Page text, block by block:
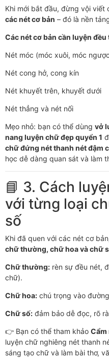
Khi mới bắt đầu, đừng vội viết
các nét cơ bản – đó là nền
Các nét cơ bản cần luyện đều
Nét móc (móc xuôi, móc
Nét cong hở, cong kín
Nét khuyết trên, khuyết dưới
Nét thẳng và nét nối
Mẹo nhỏ: bạn có thể dùng vở
nang luyện chữ đẹp quyển 1
chữ đứng nét thanh nét đậm
học dễ dàng quan sát và làm
📘 3. Cách
với từng loại
số
Khi đã quen với các nét cơ
chữ thường, chữ hoa và chữ
Chữ thường: rèn sự đều nét,
chữ).
Chữ hoa: chú trọng vào
Chữ số: đảm bảo dễ đọc, rõ
👉 Bạn có thể tham khảo Cẩm
luyện chữ nghiêng nét thanh
sáng tạo chữ và làm bài thơ,